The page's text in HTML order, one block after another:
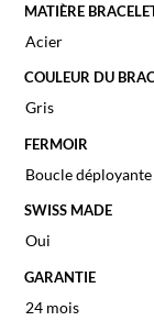
MATIÈRE
Acier
COULEUR DU
Gris
FERMOIR
Boucle déployante
SWISS MADE
Oui
GARANTIE
24 mois